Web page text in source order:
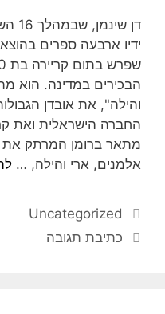
דן
ידיו ארבעה ספרים
הבכירים במדינה. הוא
והילה", את אובדן
החברה הישראלית ואת
מתאר ברומן המרתק את
אלמנים, ארי והילה, …
Uncategorized
כתיבת תגובה